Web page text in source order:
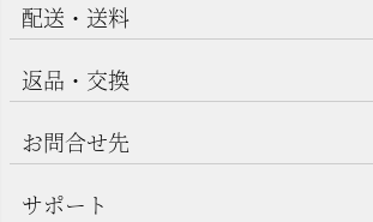
配送・送料
返品・交換
お問合せ先
サポート